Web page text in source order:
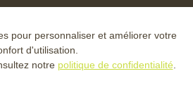
pour personnaliser et améliorer votre
d'utilisation.
notre politique de confidentialité